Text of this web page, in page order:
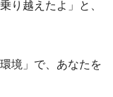
り越えたよ」と、
境」で、あなたを